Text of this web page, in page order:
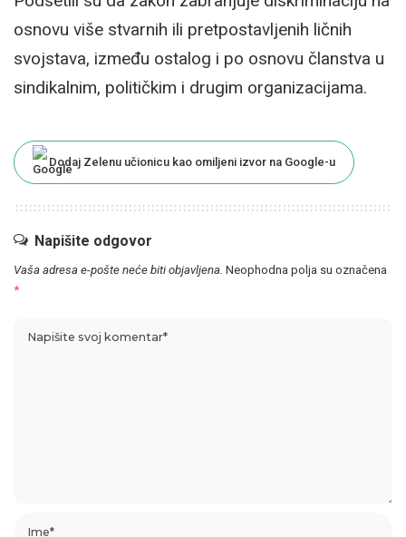
osnovu više stvarnih ili pretpostavljenih ličnih
svojstava, između ostalog i po osnovu članstva u
sindikalnim, političkim i drugim organizacijama.
Dodaj Zelenu učionicu kao omiljeni izvor na Google-u
Napišite odgovor
Vaša adresa e-pošte neće biti objavljena. Neophodna polja su označena
*